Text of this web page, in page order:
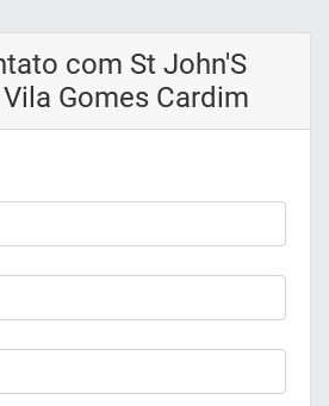
com St John'S
Gomes Cardim